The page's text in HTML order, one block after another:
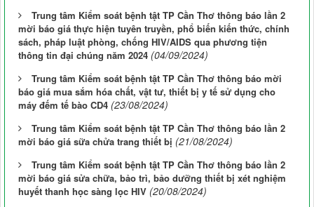
Trung tâm Kiểm soát bệnh tật TP Cần Thơ thông báo lần 2
mời báo giá thực hiện tuyên truyền, phổ biến kiến thức, chính
sách, pháp luật phòng, chống HIV/AIDS qua phương tiện
thông tin đại chúng năm 2024 (04/09/2024)
Trung tâm Kiểm soát bệnh tật TP Cần Thơ thông báo mời
báo giá mua sắm hóa chất, vật tư, thiết bị y tế sử dụng cho
máy đếm tế bào CD4 (23/08/2024)
Trung tâm Kiểm soát bệnh tật TP Cần Thơ thông báo lần 2
mời báo giá sữa chửa trang thiết bị (21/08/2024)
Trung tâm Kiểm soát bệnh tật TP Cần Thơ thông báo lần 2
mời báo giá sửa chữa, bảo trì, bảo dưỡng thiết bị xét nghiệm
huyết thanh học sàng lọc HIV (20/08/2024)